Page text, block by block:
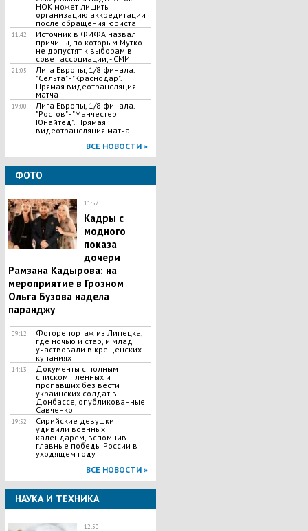
НОК может лишить
организацию аккредитации
после обращения юриста
11:42
Источник в ФИФА назвал
причины, по которым Мутко
не допустят к выборам в
совет ассоциации, - СМИ
21:05
Лига Европы, 1/8 финала.
"Сельта" - "Краснодар".
Прямая видеотрансляция
матча
19:00
Лига Европы, 1/8 финала.
"Ростов" - "Манчестер
Юнайтед". Прямая
видеотрансляция матча
ВСЕ НОВОСТИ »
ФОТО
11:57
Кадры с
модного
показа
дочери
Рамзана Кадырова: на
мероприятие в Грозном
Ольга Бузова надела
паранджу
09:12
Фоторепортаж из Липецка,
где ночью и стар, и млад
участвовали в крещенских
купаниях
14:13
Документы с полным
списком пленных и
пропавших без вести
украинских солдат в
Донбассе, опубликованные
Савченко
19:52
Сирийские девушки
удивили военных
календарем, вспомнив
главные победы России в
уходящем году
ВСЕ НОВОСТИ »
НАУКА И ТЕХНИКА
12:50